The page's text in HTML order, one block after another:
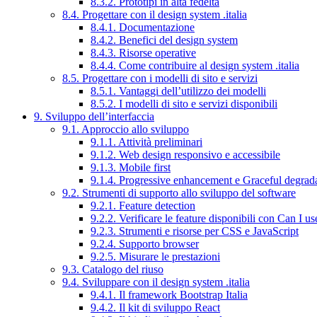
8.4. Progettare con il design system .italia
8.4.1. Documentazione
8.4.2. Benefici del design system
8.4.3. Risorse operative
8.4.4. Come contribuire al design system .italia
8.5. Progettare con i modelli di sito e servizi
8.5.1. Vantaggi dell’utilizzo dei modelli
8.5.2. I modelli di sito e servizi disponibili
9. Sviluppo dell’interfaccia
9.1. Approccio allo sviluppo
9.1.1. Attività preliminari
9.1.2. Web design responsivo e accessibile
9.1.3. Mobile first
9.1.4. Progressive enhancement e Graceful
9.2. Strumenti di supporto allo sviluppo del software
9.2.1. Feature detection
9.2.2. Verificare le feature disponibili con Can I
9.2.3. Strumenti e risorse per CSS e JavaScript
9.2.4. Supporto browser
9.2.5. Misurare le prestazioni
9.3. Catalogo del riuso
9.4. Sviluppare con il design system .italia
9.4.1. Il framework Bootstrap Italia
9.4.2. Il kit di sviluppo React